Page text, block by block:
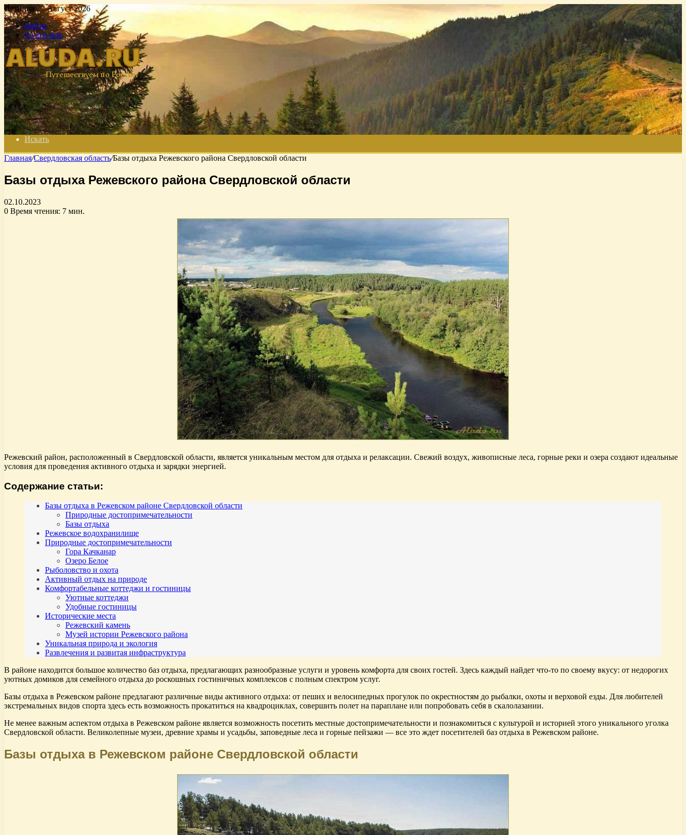
Пятница , 7 Август 2026
Войти
Switch skin
Искать
Главная/Свердловская область/Базы отдыха Режевского района Свердловской области
Базы отдыха Режевского района Свердловской области
02.10.2023
0 Время чтения: 7 мин.
Режевский район, расположенный в Свердловской области, является уникальным местом для отдыха и релаксации. Свежий воздух, живописные леса, горные реки и озера создают идеальные
условия для проведения активного отдыха и зарядки энергией.
Содержание статьи:
Базы отдыха в Режевском районе Свердловской области
Природные достопримечательности
Базы отдыха
Режевское водохранилище
Природные достопримечательности
Гора Качканар
Озеро Белое
Рыболовство и охота
Активный отдых на природе
Комфортабельные коттеджи и гостиницы
Уютные коттеджи
Удобные гостиницы
Исторические места
Режевский камень
Музей истории Режевского района
Уникальная природа и экология
Развлечения и развитая инфраструктура
В районе находится большое количество баз отдыха, предлагающих разнообразные услуги и уровень комфорта для своих гостей. Здесь каждый найдет что-то по своему вкусу: от недорогих
уютных домиков для семейного отдыха до роскошных гостиничных комплексов с полным спектром услуг.
Базы отдыха в Режевском районе предлагают различные виды активного отдыха: от пеших и велосипедных прогулок по окрестностям до рыбалки, охоты и верховой езды. Для любителей
экстремальных видов спорта здесь есть возможность прокатиться на квадроциклах, совершить полет на параплане или попробовать себя в скалолазании.
Не менее важным аспектом отдыха в Режевском районе является возможность посетить местные достопримечательности и познакомиться с культурой и историей этого уникального уголка
Свердловской области. Великолепные музеи, древние храмы и усадьбы, заповедные леса и горные пейзажи — все это ждет посетителей баз отдыха в Режевском районе.
Базы отдыха в Режевском районе Свердловской области